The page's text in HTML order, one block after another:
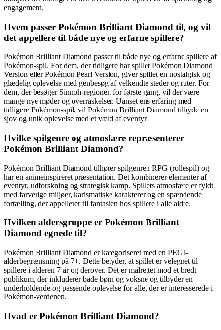
engagement.
Hvem passer Pokémon Brilliant Diamond til, og vil
det appellere til både nye og erfarne spillere?
Pokémon Brilliant Diamond passer til både nye og erfarne spillere af
Pokémon-spil. For dem, der tidligere har spillet Pokémon Diamond
Version eller Pokémon Pearl Version, giver spillet en nostalgisk og
glædelig oplevelse med genbesøg af velkendte steder og ruter. For
dem, der besøger Sinnoh-regionen for første gang, vil der være
mange nye møder og overraskelser. Uanset ens erfaring med
tidligere Pokémon-spil, vil Pokémon Brilliant Diamond tilbyde en
sjov og unik oplevelse med et væld af eventyr.
Hvilke spilgenre og atmosfære repræsenterer
Pokémon Brilliant Diamond?
Pokémon Brilliant Diamond tilhører spilgenren RPG (rollespil) og
har en animeinspireret præsentation. Det kombinerer elementer af
eventyr, udforskning og strategisk kamp. Spillets atmosfære er fyldt
med farverige miljøer, karismatiske karakterer og en spændende
fortælling, der appellerer til fantasien hos spillere i alle aldre.
Hvilken aldersgruppe er Pokémon Brilliant
Diamond egnede til?
Pokémon Brilliant Diamond er kategoriseret med en PEGI-
alderbegrænsning på 7+. Dette betyder, at spillet er velegnet til
spillere i alderen 7 år og derover. Det er målrettet mod et bredt
publikum, der inkluderer både børn og voksne og tilbyder en
underholdende og passende oplevelse for alle, der er interesserede i
Pokémon-verdenen.
Hvad er Pokémon Brilliant Diamond?